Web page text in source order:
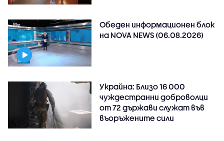
Обеден информационен блок
на NOVA NEWS (06.08.2026)
Украйна: Близо 16 000
чуждестранни доброволци
от 72 държави служат във
въоръжените сили